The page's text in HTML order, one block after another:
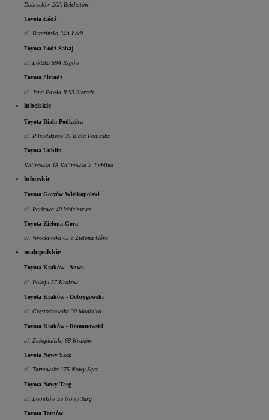
Dobrzelów 20A Bełchatów
Toyota Łódź
ul. Brzezińska 24A Łódź
Toyota Łódź Sabaj
ul. Łódzka 69A Rzgów
Toyota Sieradz
ul. Jana Pawła II 93 Sieradz
lubelskie
Toyota Biała Podlaska
ul. Piłsudskiego 35 Biała Podlaska
Toyota Lublin
Kalinówka 18 Kalinówka k. Lublina
lubuskie
Toyota Gorzów Wielkopolski
ul. Parkowa 40 Wojcieszyce
Toyota Zielona Góra
ul. Wrocławska 65 c Zielona Góra
małopolskie
Toyota Kraków - Anwa
al. Pokoju 57 Kraków
Toyota Kraków - Dobrygowski
ul. Częstochowska 30 Modlnica
Toyota Kraków - Romanowski
ul. Zakopiańska 68 Kraków
Toyota Nowy Sącz
ul. Tarnowska 175 Nowy Sącz
Toyota Nowy Targ
ul. Lotników 5b Nowy Targ
Toyota Tarnów